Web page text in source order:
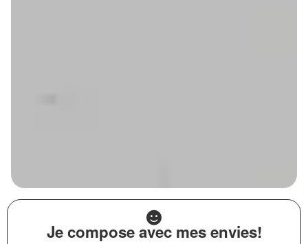
Je compose avec mes envies!